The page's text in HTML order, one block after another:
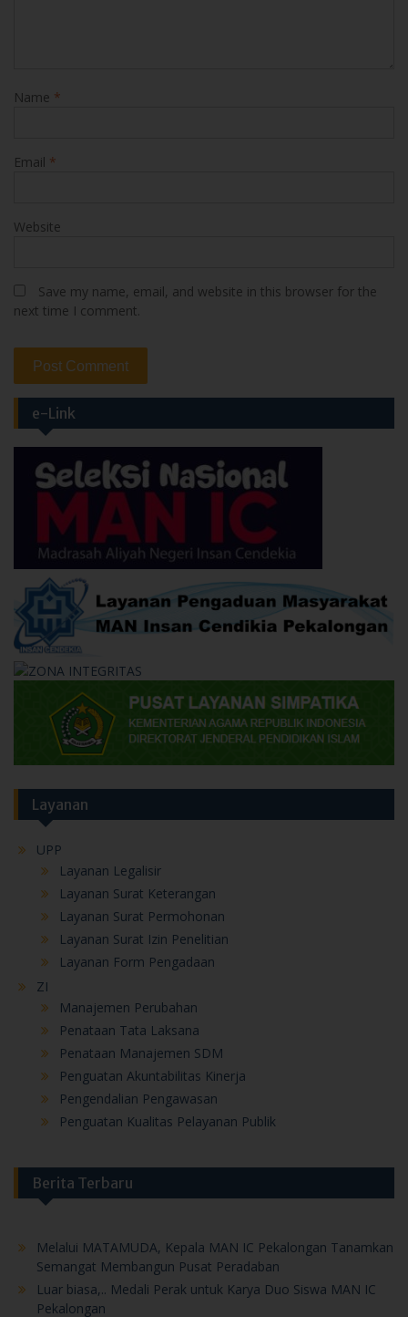
Name *
Email *
Website
Save my name, email, and website in this browser for the
next time I comment.
e-Link
Layanan
UPP
Layanan Legalisir
Layanan Surat Keterangan
Layanan Surat Permohonan
Layanan Surat Izin Penelitian
Layanan Form Pengadaan
ZI
Manajemen Perubahan
Penataan Tata Laksana
Penataan Manajemen SDM
Penguatan Akuntabilitas Kinerja
Pengendalian Pengawasan
Penguatan Kualitas Pelayanan Publik
Berita Terbaru
Melalui MATAMUDA, Kepala MAN IC Pekalongan Tanamkan
Semangat Membangun Pusat Peradaban
Luar biasa,.. Medali Perak untuk Karya Duo Siswa MAN IC
Pekalongan